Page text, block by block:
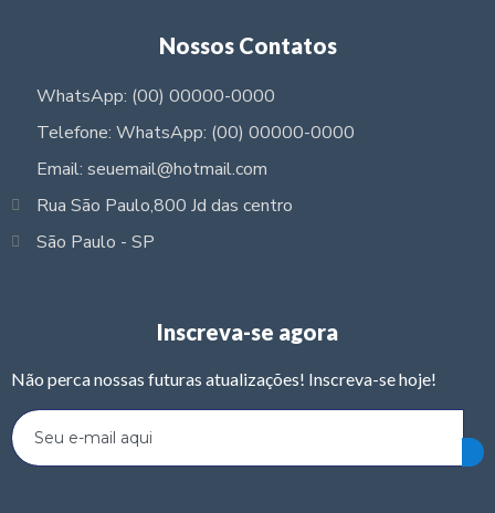
Nossos Contatos
WhatsApp: (00) 00000-0000
Telefone: WhatsApp: (00) 00000-0000
Email: seuemail@hotmail.com
Rua São Paulo,800 Jd das centro
São Paulo - SP
Inscreva-se agora
Não perca nossas futuras atualizações! Inscreva-se hoje!